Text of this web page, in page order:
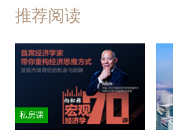
推荐阅读
私房课